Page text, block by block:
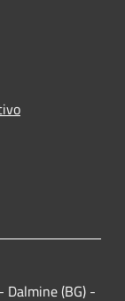
Dalmine (BG) -